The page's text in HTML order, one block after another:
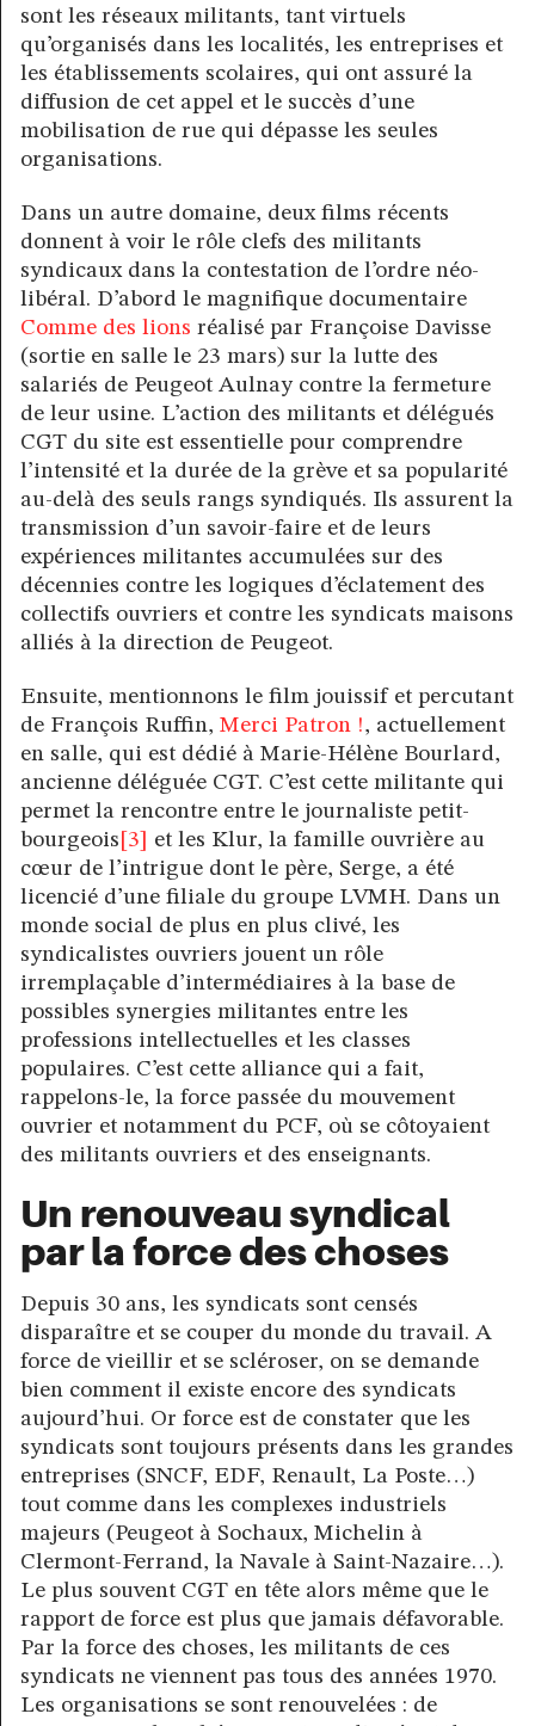
sont les réseaux militants, tant virtuels
qu’organisés dans les localités, les entreprises et
les établissements scolaires, qui ont assuré la
diffusion de cet appel et le succès d’une
mobilisation de rue qui dépasse les seules
organisations.
Dans un autre domaine, deux films récents
donnent à voir le rôle clefs des militants
syndicaux dans la contestation de l’ordre néo-
libéral. D’abord le magnifique documentaire
Comme des lions réalisé par Françoise Davisse
(sortie en salle le 23 mars) sur la lutte des
salariés de Peugeot Aulnay contre la fermeture
de leur usine. L’action des militants et délégués
CGT du site est essentielle pour comprendre
l’intensité et la durée de la grève et sa popularité
au-delà des seuls rangs syndiqués. Ils assurent la
transmission d’un savoir-faire et de leurs
expériences militantes accumulées sur des
décennies contre les logiques d’éclatement des
collectifs ouvriers et contre les syndicats maisons
alliés à la direction de Peugeot.
Ensuite, mentionnons le film jouissif et percutant
de François Ruffin, Merci Patron !, actuellement
en salle, qui est dédié à Marie-Hélène Bourlard,
ancienne déléguée CGT. C’est cette militante qui
permet la rencontre entre le journaliste petit-
bourgeois [3]
et les Klur, la famille ouvrière au
cœur de l’intrigue dont le père, Serge, a été
licencié d’une filiale du groupe LVMH. Dans un
monde social de plus en plus clivé, les
syndicalistes ouvriers jouent un rôle
irremplaçable d’intermédiaires à la base de
possibles synergies militantes entre les
professions intellectuelles et les classes
populaires. C’est cette alliance qui a fait,
rappelons-le, la force passée du mouvement
ouvrier et notamment du PCF, où se côtoyaient
des militants ouvriers et des enseignants.
Un renouveau syndical
par la force des choses
Depuis 30 ans, les syndicats sont censés
disparaître et se couper du monde du travail. A
force de vieillir et se scléroser, on se demande
bien comment il existe encore des syndicats
aujourd’hui. Or force est de constater que les
syndicats sont toujours présents dans les grandes
entreprises (SNCF, EDF, Renault, La Poste…)
tout comme dans les complexes industriels
majeurs (Peugeot à Sochaux, Michelin à
Clermont-Ferrand, la Navale à Saint-Nazaire…).
Le plus souvent CGT en tête alors même que le
rapport de force est plus que jamais défavorable.
Par la force des choses, les militants de ces
syndicats ne viennent pas tous des années 1970.
Les organisations se sont renouvelées : de